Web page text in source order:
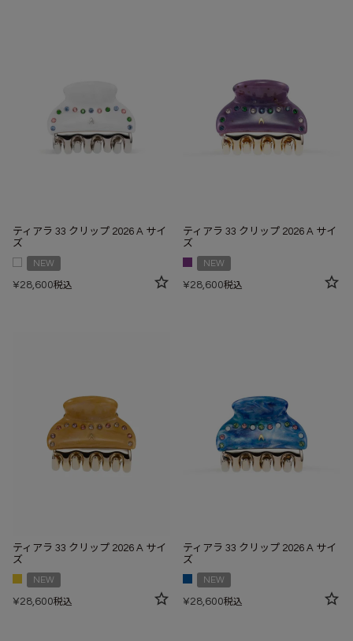
ティアラ 33 クリップ 2026 A サイ
ズ
NEW
¥28,600税込
ティアラ 33 クリップ 2026 A サイ
ズ
NEW
¥28,600税込
ティアラ 33 クリップ 2026 A サイ
ズ
NEW
¥28,600税込
ティアラ 33 クリップ 2026 A サイ
ズ
NEW
¥28,600税込